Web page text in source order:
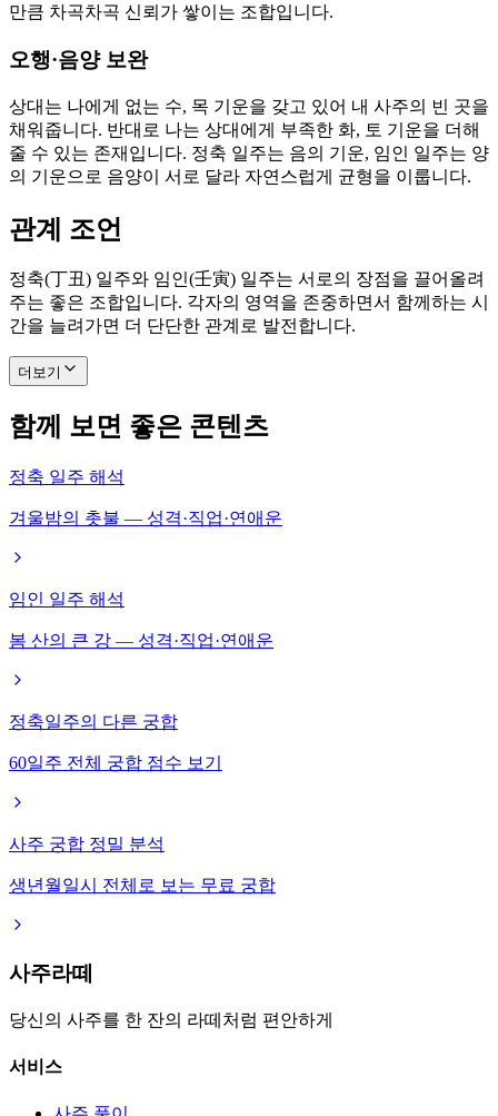
만큼 차곡차곡 신뢰가 쌓이는 조합입니다.
오행·음양 보완
상대는 나에게 없는 수, 목 기운을 갖고 있어 내 사주의 빈 곳을
채워줍니다. 반대로 나는 상대에게 부족한 화, 토 기운을 더해
줄 수 있는 존재입니다. 정축 일주는 음의 기운, 임인 일주는 양
의 기운으로 음양이 서로 달라 자연스럽게 균형을 이룹니다.
관계 조언
정축(丁丑) 일주와 임인(壬寅) 일주는 서로의 장점을 끌어올려
주는 좋은 조합입니다. 각자의 영역을 존중하면서 함께하는 시
간을 늘려가면 더 단단한 관계로 발전합니다.
더보기
함께 보면 좋은 콘텐츠
정축 일주 해석
겨울밤의 촛불 — 성격·직업·연애운
임인 일주 해석
봄 산의 큰 강 — 성격·직업·연애운
정축일주의 다른 궁합
60일주 전체 궁합 점수 보기
사주 궁합 정밀 분석
생년월일시 전체로 보는 무료 궁합
사주라떼
당신의 사주를 한 잔의 라떼처럼 편안하게
서비스